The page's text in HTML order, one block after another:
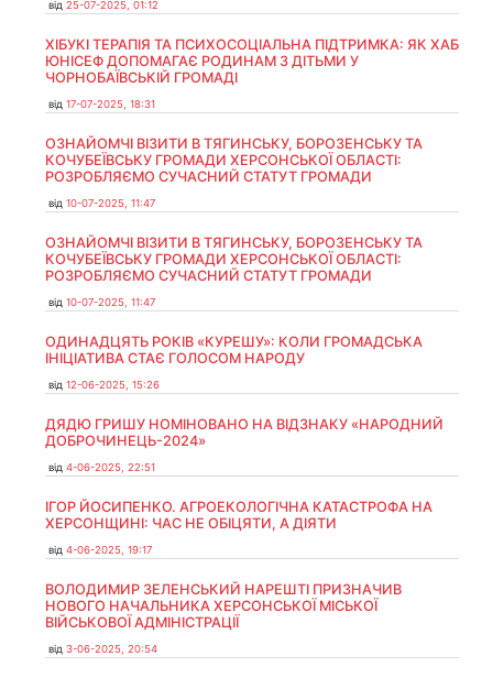
від 25-07-2025, 01:12
ХІБУКІ ТЕРАПІЯ ТА ПСИХОСОЦІАЛЬНА ПІДТРИМКА: ЯК ХАБ
ЮНІСЕФ ДОПОМАГАЄ РОДИНАМ З ДІТЬМИ У
ЧОРНОБАЇВСЬКІЙ ГРОМАДІ
від 17-07-2025, 18:31
ОЗНАЙОМЧІ ВІЗИТИ В ТЯГИНСЬКУ, БОРОЗЕНСЬКУ ТА
КОЧУБЕЇВСЬКУ ГРОМАДИ ХЕРСОНСЬКОЇ ОБЛАСТІ:
РОЗРОБЛЯЄМО СУЧАСНИЙ СТАТУТ ГРОМАДИ
від 10-07-2025, 11:47
ОЗНАЙОМЧІ ВІЗИТИ В ТЯГИНСЬКУ, БОРОЗЕНСЬКУ ТА
КОЧУБЕЇВСЬКУ ГРОМАДИ ХЕРСОНСЬКОЇ ОБЛАСТІ:
РОЗРОБЛЯЄМО СУЧАСНИЙ СТАТУТ ГРОМАДИ
від 10-07-2025, 11:47
ОДИНАДЦЯТЬ РОКІВ «КУРЕШУ»: КОЛИ ГРОМАДСЬКА
ІНІЦІАТИВА СТАЄ ГОЛОСОМ НАРОДУ
від 12-06-2025, 15:26
ДЯДЮ ГРИШУ НОМІНОВАНО НА ВІДЗНАКУ «НАРОДНИЙ
ДОБРОЧИНЕЦЬ-2024»
від 4-06-2025, 22:51
ІГОР ЙОСИПЕНКО. АГРОЕКОЛОГІЧНА КАТАСТРОФА НА
ХЕРСОНЩИНІ: ЧАС НЕ ОБІЦЯТИ, А ДІЯТИ
від 4-06-2025, 19:17
ВОЛОДИМИР ЗЕЛЕНСЬКИЙ НАРЕШТІ ПРИЗНАЧИВ
НОВОГО НАЧАЛЬНИКА ХЕРСОНСЬКОЇ МІСЬКОЇ
ВІЙСЬКОВОЇ АДМІНІСТРАЦІЇ
від 3-06-2025, 20:54